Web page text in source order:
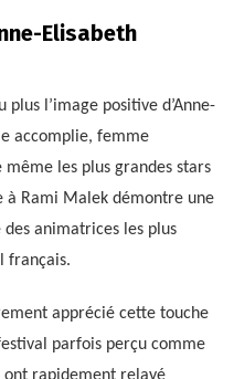
Elisabeth
l’image positive d’Anne-
accomplie, femme
les plus grandes stars
à Rami Malek démontre une
animatrices les plus
français.
apprécié cette touche
parfois perçu comme